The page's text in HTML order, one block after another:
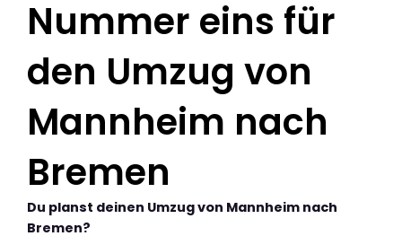
Nummer eins für
den Umzug von
Mannheim nach
Bremen
Du planst deinen Umzug von Mannheim nach
Bremen?